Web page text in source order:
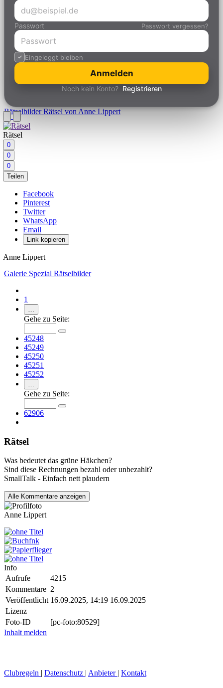
Passwort Passwort vergessen?
Eingeloggt bleiben
Anmelden
Noch kein Konto? Registrieren
RätselbilderRätsel von Anne Lippert
Rätsel
0
0
0
Teilen
Facebook
Pinterest
Twitter
WhatsApp
Email
Link kopieren
Anne Lippert
Galerie Spezial Rätselbilder
1
…
Gehe zu Seite:
45248
45249
45250
45251
45252
…
Gehe zu Seite:
62906
Rätsel
Was bedeutet das grüne Häkchen?
Sind diese Rechnungen bezahl oder unbezahlt?
SmallTalk - Einfach nett plaudern
Alle Kommentare anzeigen
Anne Lippert
Info
Aufrufe
4215
Kommentare 2
Veröffentlicht 16.09.2025, 14:19 16.09.2025
Lizenz
Foto-ID
[pc-foto:80529]
Inhalt melden
Clubregeln | Datenschutz | Anbieter | Kontakt